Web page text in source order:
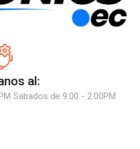
al:
Sabados de 9:00 - 2:00PM